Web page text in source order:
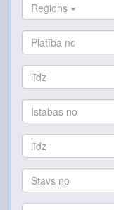
Reģions